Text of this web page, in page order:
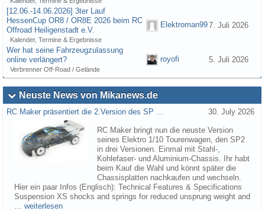
[12.06.-14.06.2026] 3ter Lauf
HessenCup OR8 / OR8E 2026 beim RC
Offroad Heiligenstadt e.V.
Kalender, Termine & Ergebnisse
Elektroman997. Juli 2026
Wer hat seine Fahrzeugzulassung
online verlängert?
Verbrenner Off-Road / Gelände
royofi 5. Juli 2026
Neuste News von Mikanews.de
RC Maker präsentiert die 2.Version des SP … 30. July 2026
RC Maker bringt nun die neuste Version
seines Elektro 1/10 Tourenwagen, den SP2
in drei Versionen. Einmal mit Stahl-,
Kohlefaser- und Aluminium-Chassis. Ihr habt
beim Kauf die Wahl und könnt später die
Chassisplatten nachkaufen und wechseln.
Hier ein paar Infos (Englisch): Technical Features & Specifications
Suspension XS shocks and springs for reduced unsprung weight and
weiterlesen